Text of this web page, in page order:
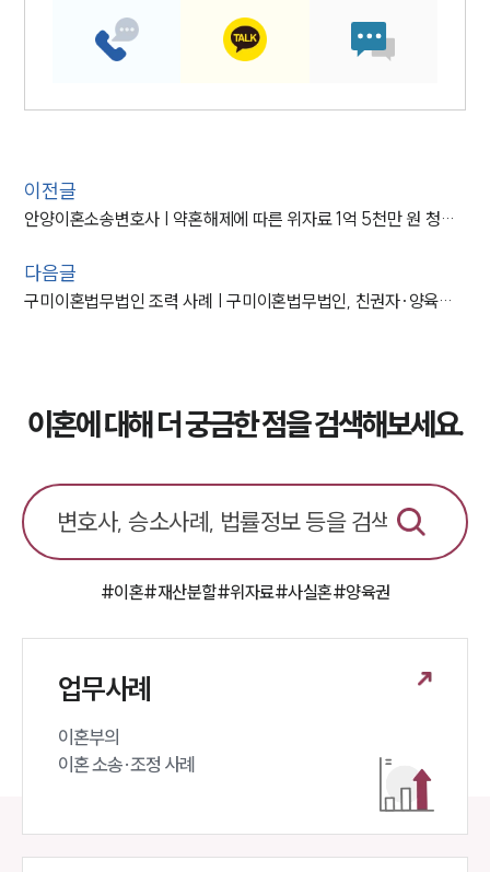
이전글
안양이혼소송변호사 | 약혼해제에 따른 위자료 1억 5천만 원 청구 당한 의뢰인, 방어 성공
다음글
구미이혼법무법인 조력 사례 | 구미이혼법무법인, 친권자·양육권자 지정 및 양육비 청구
이혼에 대해 더 궁금한 점을 검색해보세요.
#이혼#재산분할#위자료#사실혼#양육권
업무사례
이혼부의
이혼 소송·조정 사례